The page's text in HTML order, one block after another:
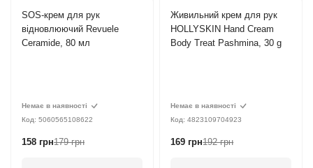
SOS-крем для рук
відновлюючий Revuele
Ceramide, 80 мл
Немає в наявності
Код: 5060565108622
158 грн179 грн
Живильний крем для рук
HOLLYSKIN Hand Cream
Body Treat Pashmina, 30 g
Немає в наявності
Код:4823109704923
169 грн192 грн